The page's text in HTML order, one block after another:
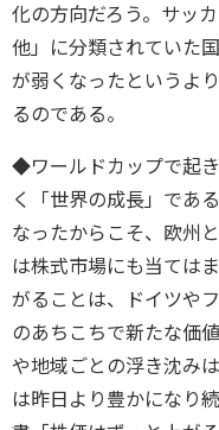
化の方向だろう。サッ
他」に分類されていた
が弱くなったというよ
るのである。
◆ワールドカップで起
く「世界の成長」であ
なったからこそ、欧州
は株式市場にも当ては
がることは、ドイツや
のあちこちで新たな価
や地域ごとの浮き沈み
は昨日より豊かになり